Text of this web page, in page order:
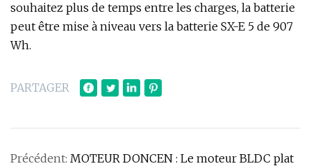
souhaitez plus de temps entre les charges, la batterie
peut être mise à niveau vers la batterie SX-E 5 de 907
Wh.
PARTAGER
Précédent: MOTEUR DONCEN : Le moteur BLDC plat